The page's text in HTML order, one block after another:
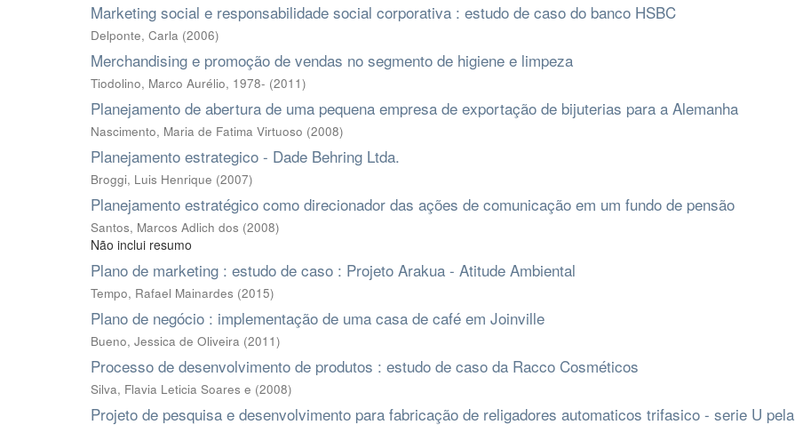
Marketing social e responsabilidade social corporativa : estudo de caso do banco HSBC
Delponte, Carla (2006)
Merchandising e promoção de vendas no segmento de higiene e limpeza
Tiodolino, Marco Aurélio, 1978- (2011)
Planejamento de abertura de uma pequena empresa de exportação de bijuterias para a Alemanha
Nascimento, Maria de Fatima Virtuoso (2008)
Planejamento estrategico - Dade Behring Ltda.
Broggi, Luis Henrique (2007)
Planejamento estratégico como direcionador das ações de comunicação em um fundo de pensão
Santos, Marcos Adlich dos (2008)
Não inclui resumo
Plano de marketing : estudo de caso : Projeto Arakua - Atitude Ambiental
Tempo, Rafael Mainardes (2015)
Plano de negócio : implementação de uma casa de café em Joinville
Bueno, Jessica de Oliveira (2011)
Processo de desenvolvimento de produtos : estudo de caso da Racco Cosméticos
Silva, Flavia Leticia Soares e (2008)
Projeto de pesquisa e desenvolvimento para fabricação de religadores automaticos trifasico - serie U pela